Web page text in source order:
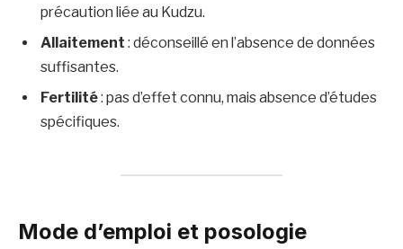
précaution liée au Kudzu.
Allaitement : déconseillé en l’absence de données
suffisantes.
Fertilité: pas d’effet connu, mais absence d’études
spécifiques.
Mode d’emploi et posologie